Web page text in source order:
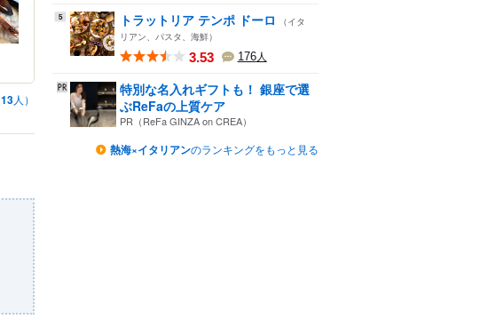
13人）
5 トラットリア テンポ ドーロ
（イタ
リアン、パスタ、海鮮）
3.53 176人
特別な名入れギフトも！ 銀座で選
ぶReFaの上質ケア
PR（ReFa GINZA on CREA）
熱海×イタリアンのランキングをもっと見る